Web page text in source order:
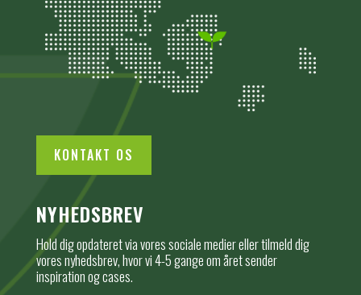
KONTAKT OS
NYHEDSBREV
Hold dig opdateret via vores sociale medier eller tilmeld dig
vores nyhedsbrev, hvor vi 4-5 gange om året sender
inspiration og cases.